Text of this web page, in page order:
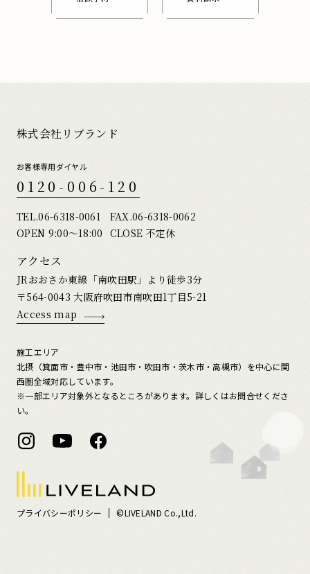
株式会社リブランド
お客様専用ダイヤル
0120-006-120
TEL.06-6318-0061
FAX.06-6318-0062
OPEN 9:00〜18:00 CLOSE 不定休
アクセス
JRおおさか東線「南吹田駅」より徒歩3分
〒564-0043 大阪府吹田市南吹田1丁目5-21
Access map
施工エリア
北摂（箕面市・豊中市・池田市・吹田市・茨木市・高槻市）を中心に関
西圏全域対応しています。
※一部エリア対象外となるところがあります。詳しくはお問合せくださ
い。
プライバシーポリシー ©LIVELAND Co.,Ltd.